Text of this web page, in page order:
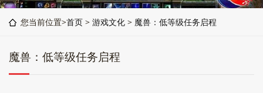
您当前位置>首页 > 游戏文化 > 魔兽：低等级任务启程
魔兽：低等级任务启程